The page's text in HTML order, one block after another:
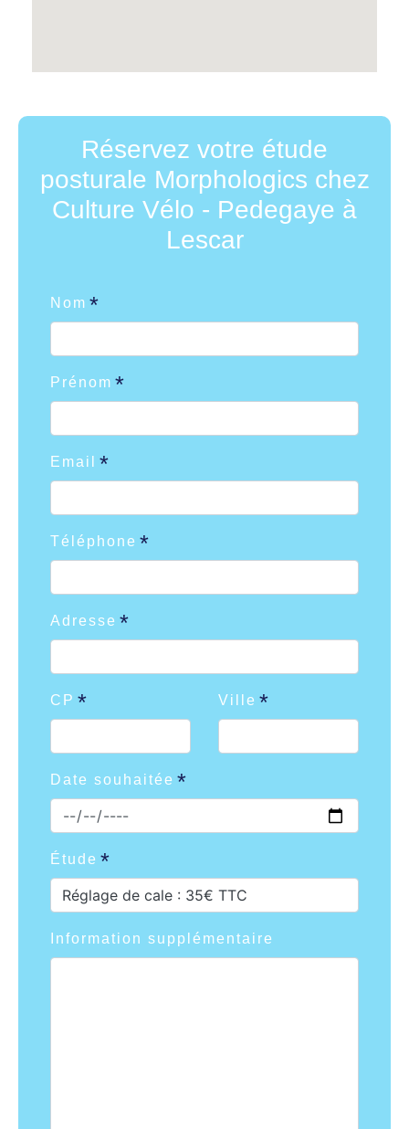
Réservez votre étude
posturale Morphologics chez
Culture Vélo - Pedegaye à
Lescar
Nom
Prénom
Email
Téléphone
Adresse
CP Ville
Date souhaitée
Étude
Réglage de cale : 35€ TTC
Information supplémentaire